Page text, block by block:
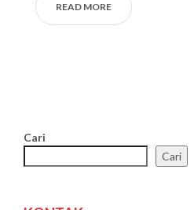
READ MORE
Cari
Cari